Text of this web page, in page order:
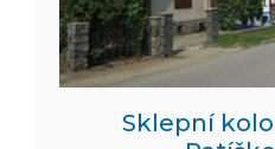
Sklepní